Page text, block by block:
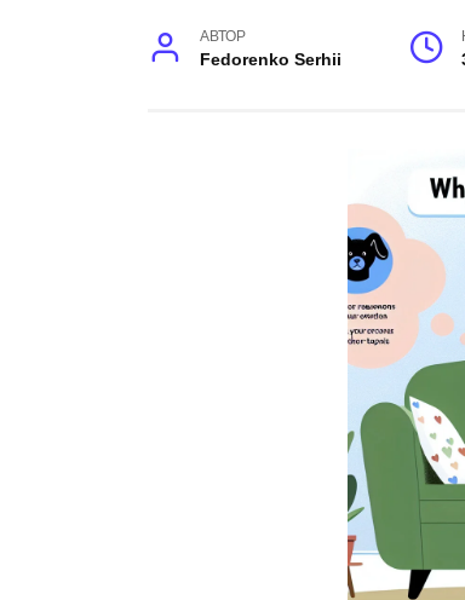
АВТОР
Fedorenko Serhii